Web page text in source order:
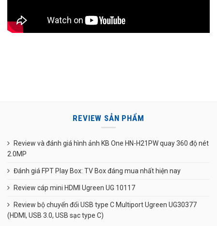
REVIEW SẢN PHẨM
Review và đánh giá hình ảnh KB One HN-H21PW quay 360 độ nét
2.0MP
Đánh giá FPT Play Box: TV Box đáng mua nhất hiện nay
Review cáp mini HDMI Ugreen UG 10117
Review bộ chuyển đổi USB type C Multiport Ugreen UG30377
(HDMI, USB 3.0, USB sạc type C)